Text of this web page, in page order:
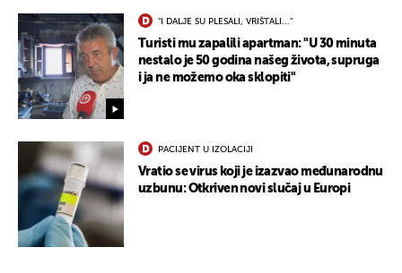
"I DALJE SU PLESALI, VRIŠTALI..."
Turisti mu zapalili apartman: "U 30 minuta
nestalo je 50 godina našeg života, supruga
i ja ne možemo oka sklopiti"
PACIJENT U IZOLACIJI
Vratio se virus koji je izazvao međunarodnu
uzbunu: Otkriven novi slučaj u Europi